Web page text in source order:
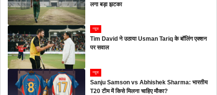
लगा बड़ा झटका
न्यूज
Tim David ने उठाया Usman Tariq के बॉलिंग एक्शन
पर सवाल
न्यूज
Sanju Samson vs Abhishek Sharma: भारतीय
T20 टीम में किसे मिलना चाहिए मौका?